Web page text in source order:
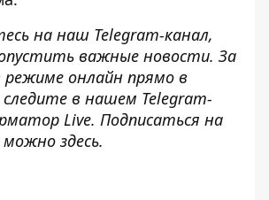
на наш Telegram-канал,
важные новости. За
онлайн прямо в
в нашем Telegram-
Live. Подписаться на
можно здесь.